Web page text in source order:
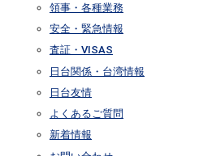
領事・各種業務
安全・緊急情報
査証・VISAS
日台関係・台湾情報
日台友情
よくあるご質問
新着情報